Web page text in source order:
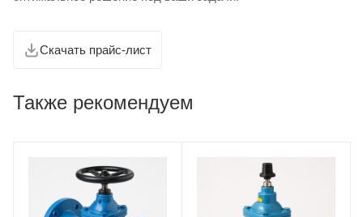
Скачать прайс-лист
Также рекомендуем